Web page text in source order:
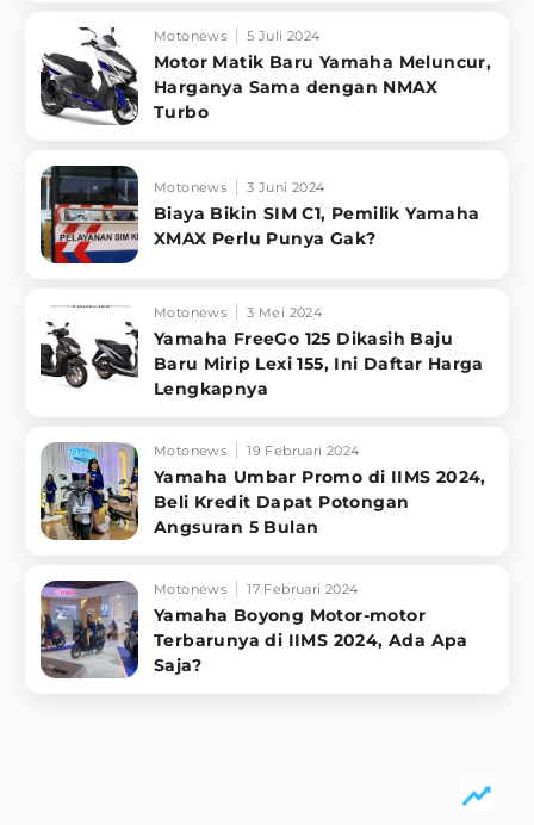
Motonews 5 Juli 2024
Motor Matik Baru Yamaha Meluncur,
Harganya Sama dengan NMAX
Turbo
Motonews 3 Juni 2024
Biaya Bikin SIM C1, Pemilik Yamaha
XMAX Perlu Punya Gak?
Motonews 3 Mei 2024
Yamaha FreeGo 125 Dikasih Baju
Baru Mirip Lexi 155, Ini Daftar Harga
Lengkapnya
Motonews 19 Februari 2024
Yamaha Umbar Promo di IIMS 2024,
Beli Kredit Dapat Potongan
Angsuran 5 Bulan
Motonews 17 Februari 2024
Yamaha Boyong Motor-motor
Terbarunya di IIMS 2024, Ada Apa
Saja?